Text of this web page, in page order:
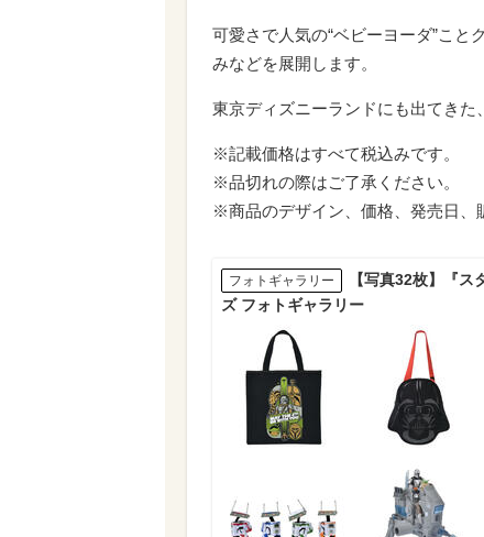
可愛さで人気の“ベビーヨーダ”こと
みなどを展開します。
東京ディズニーランドにも出てきた
※記載価格はすべて税込みです。
※品切れの際はご了承ください。
※商品のデザイン、価格、発売日、
フォトギャラリー
【写真32枚】『
ズ フォトギャラリー